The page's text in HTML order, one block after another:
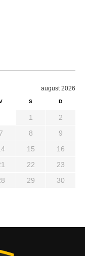
august 2026
S D
1
2
7 8
9
15
16
22
23
29
30